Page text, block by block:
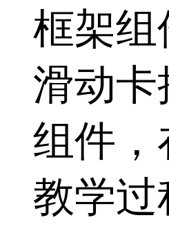
框架组
滑动卡
组件，
教学过